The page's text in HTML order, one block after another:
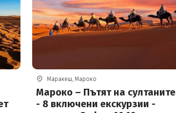
Маракеш, Мароко
Мароко – Пътят на султаните
- 8 включени екскурзии -